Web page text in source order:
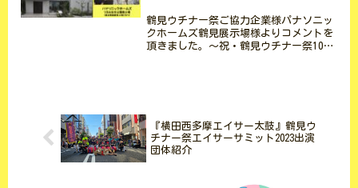
鶴見ウチナー祭ご協力企業様パナソニッ
クホームズ鶴見展示場様よりコメントを
頂きました。～祝・鶴見ウチナー祭10周
『横田西多摩エイサー太鼓』鶴見ウ
チナー祭エイサーサミット2023出演
団体紹介